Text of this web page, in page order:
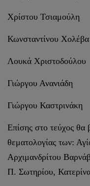
Χρίστου Τσιαμούλη
Κωνσταντίνου Χολέβα
Λουκά Χριστοδούλου
Γιώργου Ανανιάδη
Γιώργου Καστρινάκη
Επίσης στο τεύχος θα
θεματολογίας των:
Αρχιμανδρίτου
Π. Σωτηρίου,